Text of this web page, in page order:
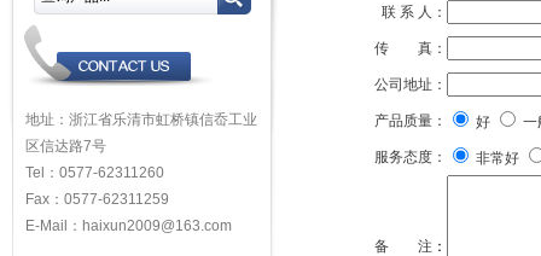
地址：浙江省乐清市虹桥镇信岙工业
区信达路7号
Tel：0577-62311260
Fax：0577-62311259
E-Mail：haixun2009@163.com
联 系 人：
传 真：
公司地址：
产品质量： 好 一
服务态度： 非常好
备 注 ：